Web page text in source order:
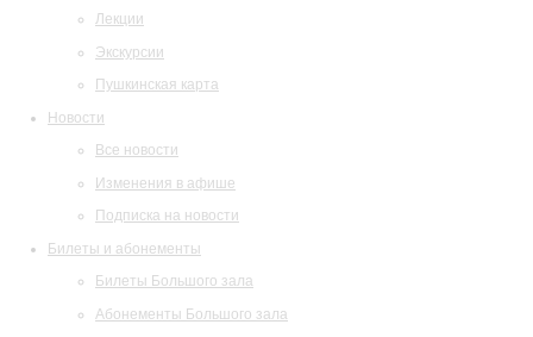
Лекции
Экскурсии
Пушкинская карта
Новости
Все новости
Изменения в афише
Подписка на новости
Билеты и абонементы
Билеты Большого зала
Абонементы Большого зала